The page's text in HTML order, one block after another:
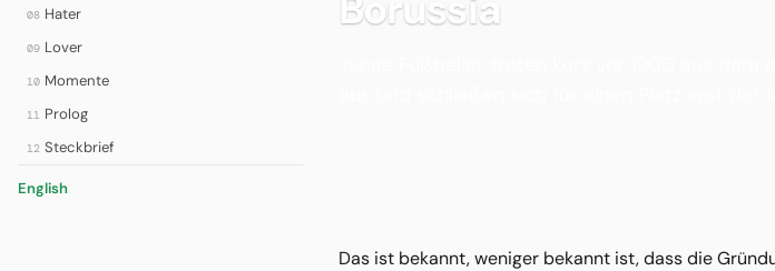
08 Hater
09 Lover
10 Momente
11 Prolog
12 Steckbrief
English
Das ist bekannt, weniger bekannt ist, dass die